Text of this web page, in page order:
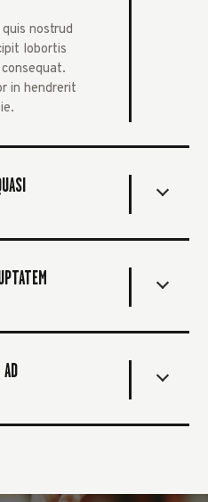
nostrud
lobortis
in hendrerit